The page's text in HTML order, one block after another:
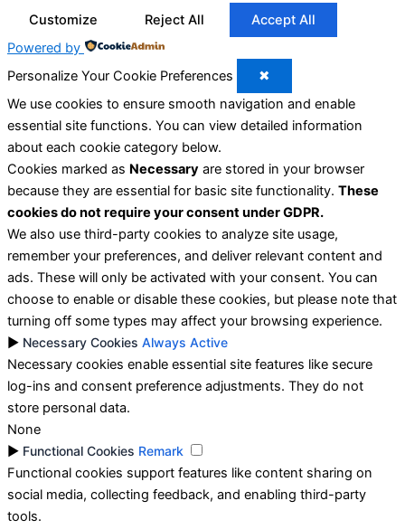
Customize Reject All
Accept All
Powered by
Personalize Your Cookie Preferences
✖
We use cookies to ensure smooth navigation and enable
essential site functions. You can view detailed information
about each cookie category below.
Cookies marked as Necessary are stored in your browser
because they are essential for basic site functionality. These
cookies do not require your consent under GDPR.
We also use third-party cookies to analyze site usage,
remember your preferences, and deliver relevant content and
ads. These will only be activated with your consent. You can
choose to enable or disable these cookies, but please note that
turning off some types may affect your browsing experience.
► Necessary Cookies Always Active
Necessary cookies enable essential site features like secure
log-ins and consent preference adjustments. They do not
store personal data.
None
► Functional Cookies Remark
Functional cookies support features like content sharing on
social media, collecting feedback, and enabling third-party
tools.